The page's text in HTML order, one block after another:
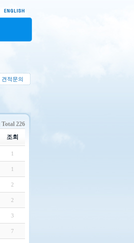
견적문의
Total 226
조회
1
1
2
2
3
7